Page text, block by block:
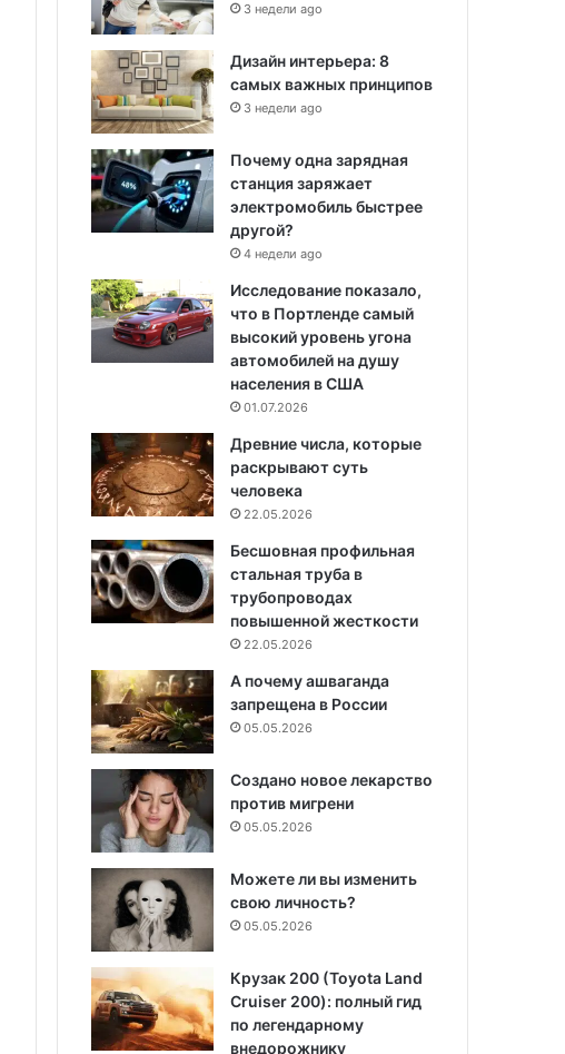
3 недели ago
Дизайн интерьера: 8
самых важных принципов
3 недели ago
Почему одна зарядная
станция заряжает
электромобиль быстрее
другой?
4 недели ago
Исследование показало,
что в Портленде самый
высокий уровень угона
автомобилей на душу
населения в США
01.07.2026
Древние числа, которые
раскрывают суть
человека
22.05.2026
Бесшовная профильная
стальная труба в
трубопроводах
повышенной жесткости
22.05.2026
А почему ашваганда
запрещена в России
05.05.2026
Создано новое лекарство
против мигрени
05.05.2026
Можете ли вы изменить
свою личность?
05.05.2026
Крузак 200 (Toyota Land
Cruiser 200): полный гид
по легендарному
внедорожнику